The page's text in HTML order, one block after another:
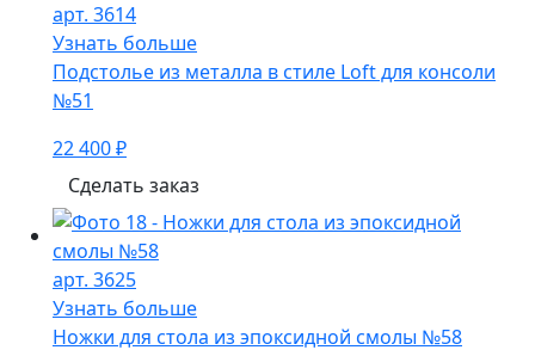
арт. 3614
Узнать больше
Подстолье из металла в стиле Loft для консоли
№51
22 400 ₽
Сделать заказ
арт. 3625
Узнать больше
Ножки для стола из эпоксидной смолы №58